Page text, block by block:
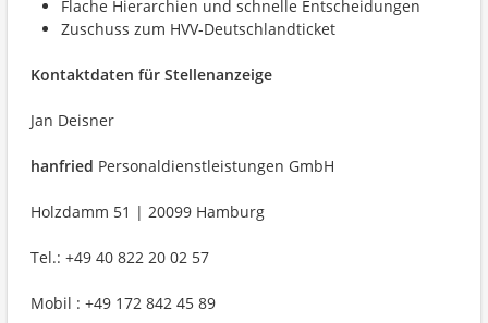
Flache Hierarchien und schnelle Entscheidungen
Zuschuss zum HVV-Deutschlandticket
Kontaktdaten für Stellenanzeige
Jan Deisner
hanfried Personaldienstleistungen GmbH
Holzdamm 51 | 20099 Hamburg
Tel.: +49 40 822 20 02 57
Mobil : +49 172 842 45 89